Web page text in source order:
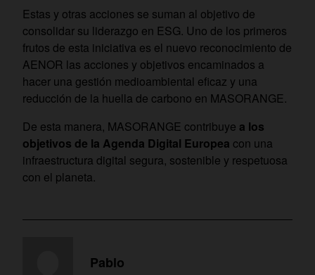
Estas y otras acciones se suman al objetivo de
consolidar su liderazgo en ESG. Uno de los primeros
frutos de esta iniciativa es el nuevo reconocimiento de
AENOR las acciones y objetivos encaminados a
hacer una gestión medioambiental eficaz y una
reducción de la huella de carbono en MASORANGE.
De esta manera, MASORANGE contribuye a los
objetivos de la Agenda Digital Europea con una
infraestructura digital segura, sostenible y respetuosa
con el planeta.
Pablo